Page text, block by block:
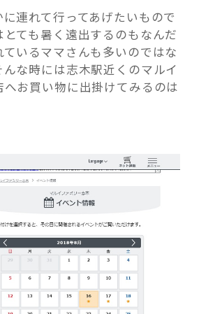
連れて行ってあげたいもので
ても暑く遠出するのもなんだ
いるママさんも多いのではな
な時には志木駅近くのマルイ
お買い物に出掛けてみるのは